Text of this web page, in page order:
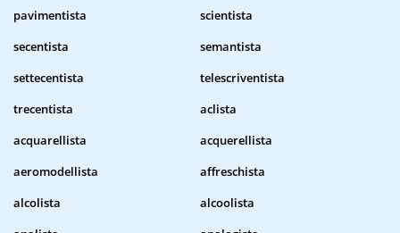
pavimentista
scientista
secentista
semantista
settecentista
telescriventista
trecentista
aclista
acquarellista
acquerellista
aeromodellista
affreschista
alcolista
alcoolista